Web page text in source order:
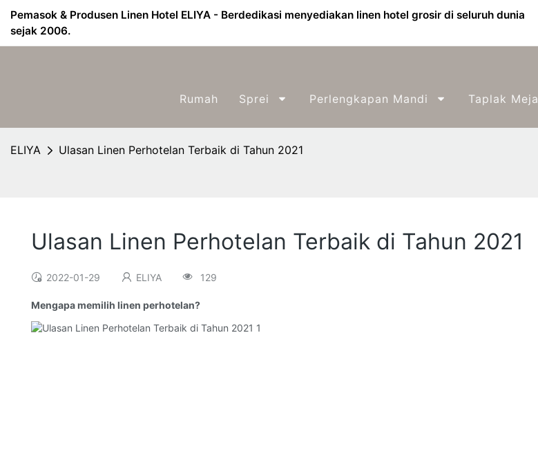
Pemasok & Produsen Linen Hotel ELIYA - Berdedikasi menyediakan linen hotel grosir di seluruh dunia
sejak 2006.
Rumah Sprei Perlengkapan Mandi Taplak Meja
ELIYA Ulasan Linen Perhotelan Terbaik di Tahun 2021
Ulasan Linen Perhotelan Terbaik di Tahun 2021
2022-01-29 ELIYA 129
Mengapa memilih linen perhotelan?